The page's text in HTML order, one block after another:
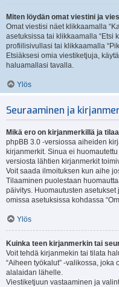
Miten löydän omat viestini ja
Omat viestisi näet klikkaamalla
asetuksissa tai klikkaamalla “Etsi
profiilisivullasi tai klikkaamalla
Etsiäksesi omia viestiketjuja,
haluamallasi tavalla.
Ylös
Seuraaminen ja
Mikä ero on kirjanmerkillä ja
phpBB 3.0 -versiossa aiheiden
kirjanmerkit. Sinua ei
versiosta lähtien kirjanmerkit
Voit saada ilmoituksen kun aihe
Tilaaminen puolestaan
päivitys. Huomautusten
omissa asetuksissa kohdassa
Ylös
Kuinka teen kirjanmerkin tai
Voit tehdä kirjanmekin tai tilata
“Aiheen työkalut” -valikossa,
alalaidan lähelle.
Viestiketjuun vastaaminen ja